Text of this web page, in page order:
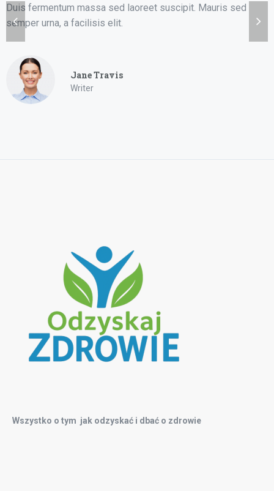
Duis fermentum massa sed laoreet suscipit. Mauris sed
semper urna, a facilisis elit.
Jane Travis
Writer
Wszystko o tym jak odzyskać i dbać o zdrowie